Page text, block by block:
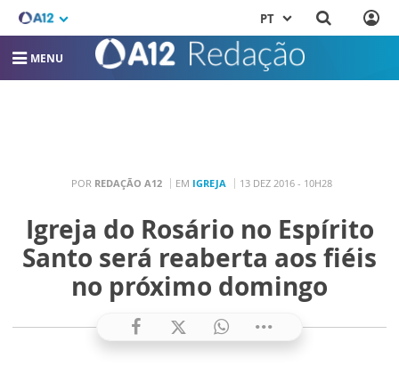
PT
MENU
POR REDAÇÃO A12 EM IGREJA 13 DEZ 2016 - 10H28
Igreja do Rosário no Espírito
Santo será reaberta aos fiéis
no próximo domingo